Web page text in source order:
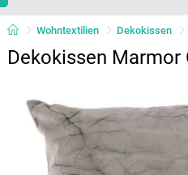
Wohntextilien Dekokissen
Dekokissen Marmor